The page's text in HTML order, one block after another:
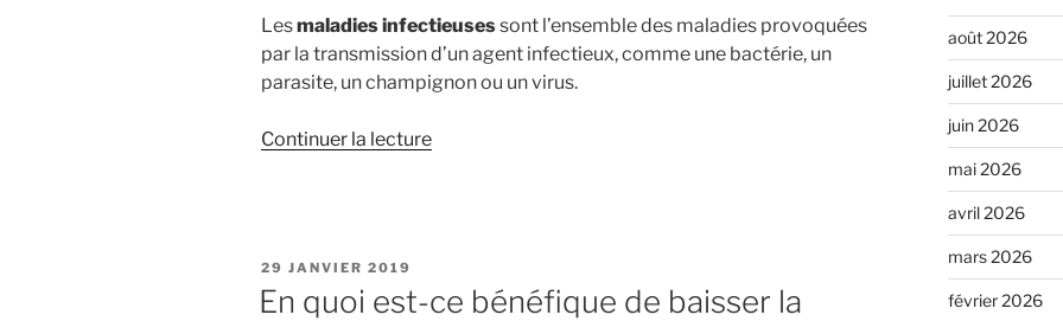
le
grignotage »
Lesmaladies infectieusessont l’ensemble des maladies provoquées
par la transmission d’un agent infectieux, comme une bactérie, un
parasite, un champignon ou un virus.
Continuer la lecturede
ne
PUBLIÉ
LE
29 JANVIER 2019
En quoi est-ce bénéfique de baisser la
août 2026
juillet 2026
juin 2026
mai 2026
avril 2026
mars 2026
février 2026